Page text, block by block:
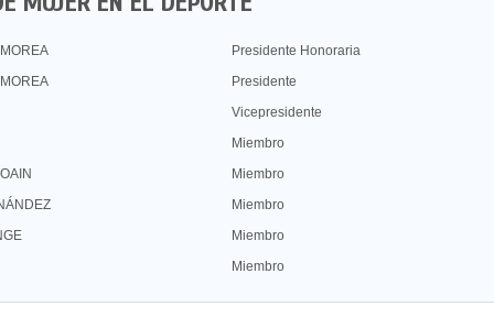
Presidente Honoraria
Presidente
Vicepresidente
Miembro
Miembro
Miembro
Miembro
Miembro